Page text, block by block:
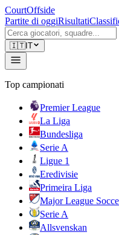
CourtOffside
Partite di oggiRisultati
🇮🇹IT
Top campionati
Premier League
La Liga
Bundesliga
Serie A
Ligue 1
Eredivisie
Primeira Liga
Major League
Serie A
Allsvenskan